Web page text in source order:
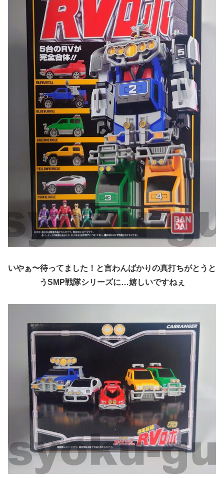
いやぁ〜待ってました！と言わんばかりの真打ちがとうと
うSMP戦隊シリーズに…嬉しいですねぇ